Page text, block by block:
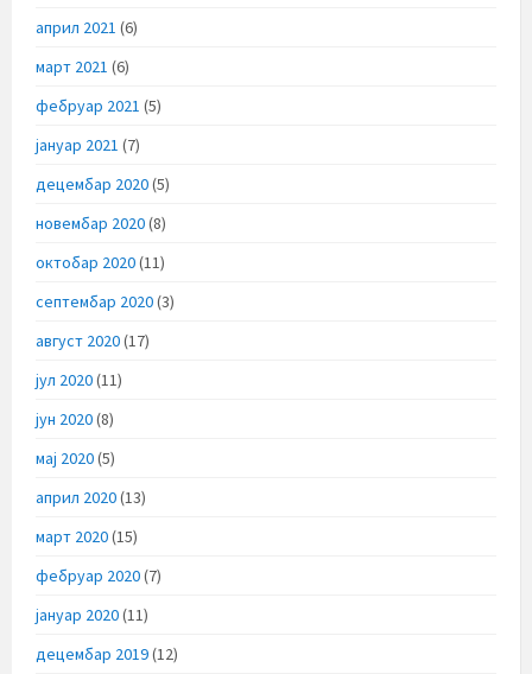
април 2021 (6)
март 2021 (6)
фебруар 2021 (5)
јануар 2021 (7)
децембар 2020(5)
новембар 2020(8)
октобар 2020(11)
септембар 2020(3)
август 2020(17)
јул 2020(11)
јун 2020(8)
мај 2020(5)
април 2020(13)
март 2020(15)
фебруар 2020(7)
јануар 2020(11)
децембар 2019(12)